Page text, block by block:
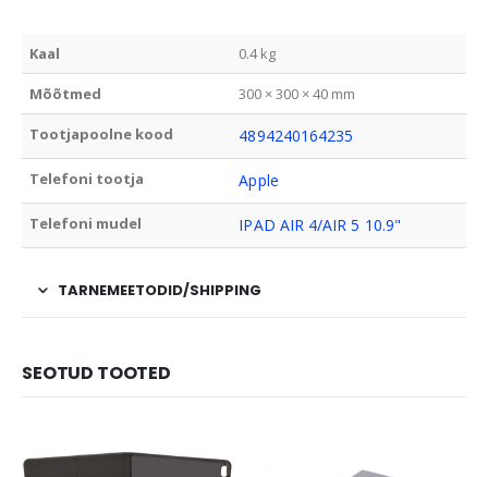
Kaal 0.4 kg
Mõõtmed 300 × 300 × 40 mm
Tootjapoolne kood 4894240164235
Telefoni tootja Apple
Telefoni mudel IPAD AIR 4/AIR 5 10.9"
TARNEMEETODID/SHIPPING
SEOTUD TOOTED